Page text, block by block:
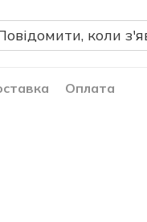
коли
Оплата